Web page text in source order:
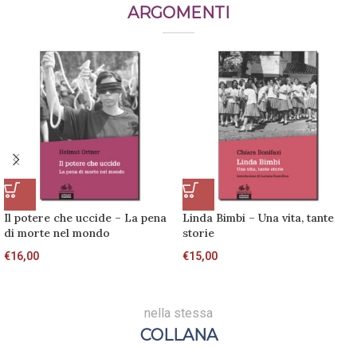
ARGOMENTI
Il potere che uccide – La pena
di morte nel mondo
€16,00
Linda Bimbi – Una vita, tante
storie
€15,00
nella stessa
COLLANA